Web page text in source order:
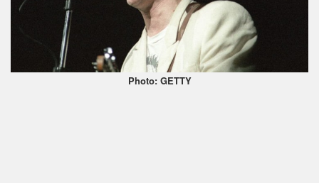
Photo: GETTY